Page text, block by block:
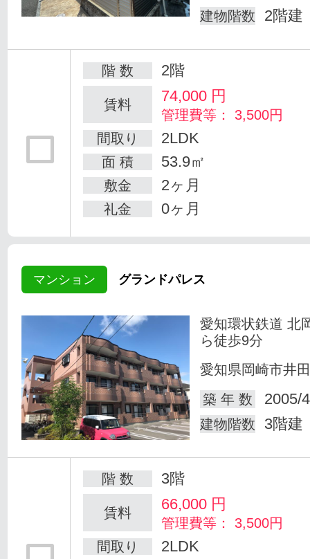
建物階数 2階建
階 数 2階
賃料 74,000 円
管理費等： 3,500円
間取り
2LDK
面 積 53.9㎡
敷金 2ヶ月
礼金 0ヶ月
マンション グランドパレス
愛知環状鉄道 北
ら徒歩9分
愛知県岡崎市井
築 年 数
2005/
建物階数 3階建
階 数 3階
賃料 66,000 円
管理費等： 3,500円
間取り
2LDK